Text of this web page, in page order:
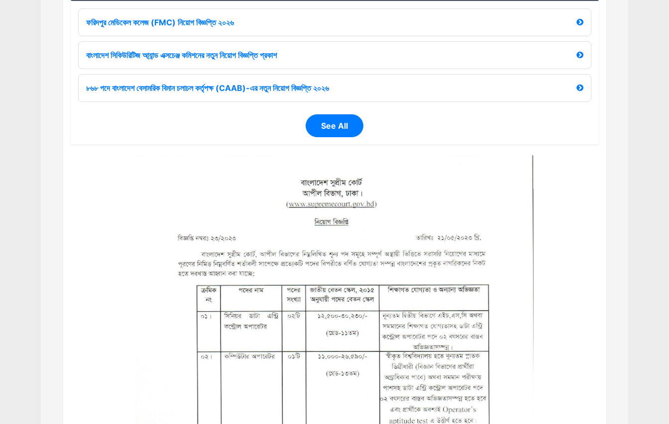
ফরিদপুর মেডিকেল কলেজ (FMC) নিয়োগ বিজ্ঞপ্তি ২০২৬
বাংলাদেশ সিকিউরিটিজ আ্যান্ড এক্সচেঞ্জ কমিশনের নতুন নিয়োগ বিজ্ঞপ্তি প্রকাশ
৮৬৮ পদে বাংলাদেশ বেসামরিক বিমান চলাচল কর্তৃপক্ষ (CAAB)-এর নতুন নিয়োগ বিজ্ঞপ্তি ২০২৬
See All